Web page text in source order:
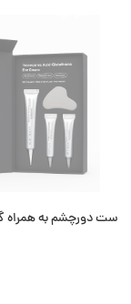
ست دورچشم به همراه